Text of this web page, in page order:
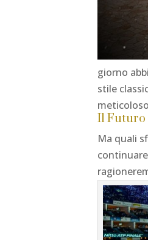
giorno
stile
Il Futuro
Ma quali